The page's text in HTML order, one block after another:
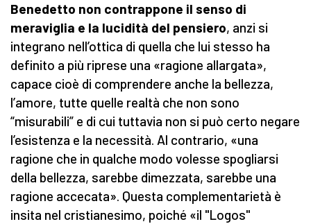
Benedetto non contrappone il senso di
meraviglia e la lucidità del pensiero, anzi si
integrano nell’ottica di quella che lui stesso ha
definito a più riprese una «ragione allargata»,
capace cioè di comprendere anche la bellezza,
l’amore, tutte quelle realtà che non sono
“misurabili” e di cui tuttavia non si può certo negare
l’esistenza e la necessità. Al contrario, «una
ragione che in qualche modo volesse spogliarsi
della bellezza, sarebbe dimezzata, sarebbe una
ragione accecata». Questa complementarietà è
insita nel cristianesimo, poiché «il "Logos"